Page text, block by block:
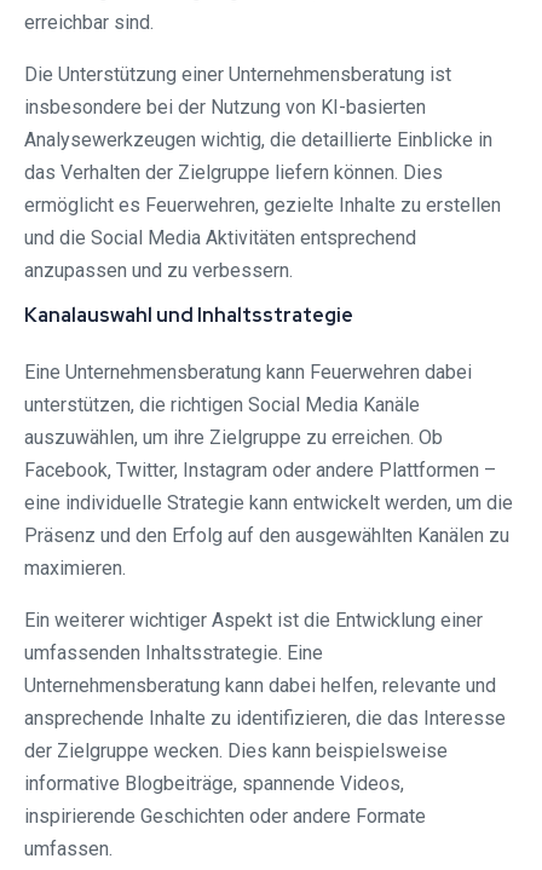
erreichbar sind.
Die Unterstützung einer Unternehmensberatung ist
insbesondere bei der Nutzung von KI-basierten
Analysewerkzeugen wichtig, die detaillierte Einblicke in
das Verhalten der Zielgruppe liefern können. Dies
ermöglicht es Feuerwehren, gezielte Inhalte zu erstellen
und die Social Media Aktivitäten entsprechend
anzupassen und zu verbessern.
Kanalauswahl und Inhaltsstrategie
Eine Unternehmensberatung kann Feuerwehren dabei
unterstützen, die richtigen Social Media Kanäle
auszuwählen, um ihre Zielgruppe zu erreichen. Ob
Facebook, Twitter, Instagram oder andere Plattformen –
eine individuelle Strategie kann entwickelt werden, um die
Präsenz und den Erfolg auf den ausgewählten Kanälen zu
maximieren.
Ein weiterer wichtiger Aspekt ist die Entwicklung einer
umfassenden Inhaltsstrategie. Eine
Unternehmensberatung kann dabei helfen, relevante und
ansprechende Inhalte zu identifizieren, die das Interesse
der Zielgruppe wecken. Dies kann beispielsweise
informative Blogbeiträge, spannende Videos,
inspirierende Geschichten oder andere Formate
umfassen.